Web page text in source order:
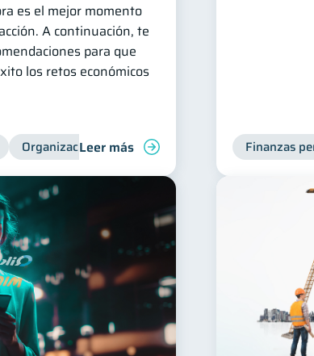
es el mejor momento
A continuación, te
para que
los retos económicos
Organización Financiera Educación financiera
Leer más Finanzas